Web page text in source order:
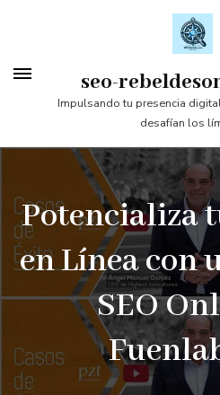
contenido
(presiona
seo-
Impulsando tu presencia
desafían los
Potencializa
en Línea con
SEO